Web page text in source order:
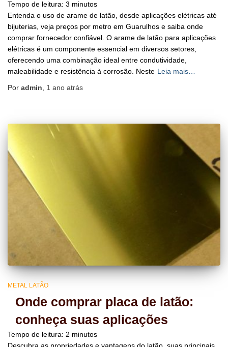
Tempo de leitura: 3 minutos
Entenda o uso de arame de latão, desde aplicações elétricas até
bijuterias, veja preços por metro em Guarulhos e saiba onde
comprar fornecedor confiável. O arame de latão para aplicações
elétricas é um componente essencial em diversos setores,
oferecendo uma combinação ideal entre condutividade,
maleabilidade e resistência à corrosão. Neste Leia mais…
Por admin 1 ano atrás
METAL LATÃO
Onde comprar placa de latão:
conheça suas aplicações
Tempo de leitura: 2 minutos
Descubra as propriedades e vantagens do latão, suas principais